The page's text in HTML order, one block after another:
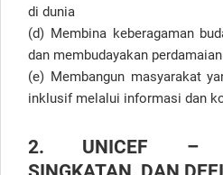
di dunia
(d) Membina keberagaman
dan membudayakan perdamaian
(e) Membangun masyarakat
inklusif melalui informasi dan
2. UNICEF –